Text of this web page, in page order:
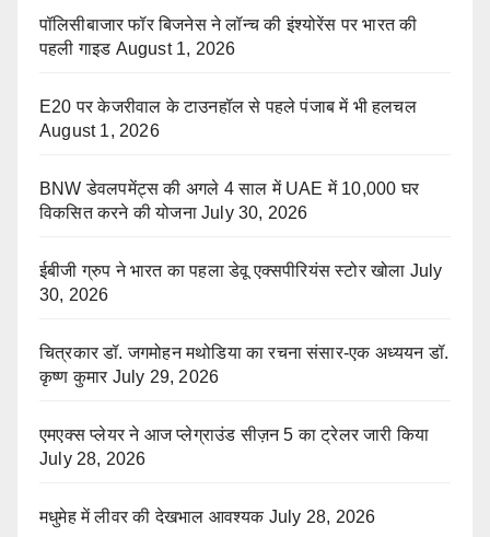
पॉलिसीबाजार फॉर बिजनेस ने लॉन्च की इंश्योरेंस पर भारत की
पहली गाइड August 1, 2026
E20 पर केजरीवाल के टाउनहॉल से पहले पंजाब में भी हलचल
August 1, 2026
BNW डेवलपमेंट्स की अगले 4 साल में UAE में 10,000 घर
विकसित करने की योजना July 30, 2026
ईबीजी ग्रुप ने भारत का पहला डेवू एक्सपीरियंस स्टोर खोला July
30, 2026
चित्रकार डॉ. जगमोहन मथोडिया का रचना संसार-एक अध्ययन डॉ.
कृष्ण कुमार July 29, 2026
एमएक्स प्लेयर ने आज प्लेग्राउंड सीज़न 5 का ट्रेलर जारी किया
July 28, 2026
मधुमेह में लीवर की देखभाल आवश्यक July 28, 2026